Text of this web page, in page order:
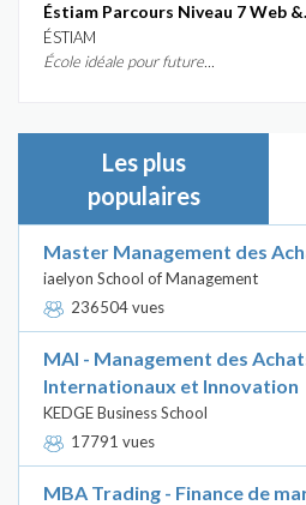
Éstiam Parcours Niveau 7 Web
ÉSTIAM
École idéale pour future...
Les plus
populaires
Master Management des
iaelyon School of Management
236504 vues
MAI - Management des
Internationaux et Innovation
KEDGE Business School
17791 vues
MBA Trading - Finance de